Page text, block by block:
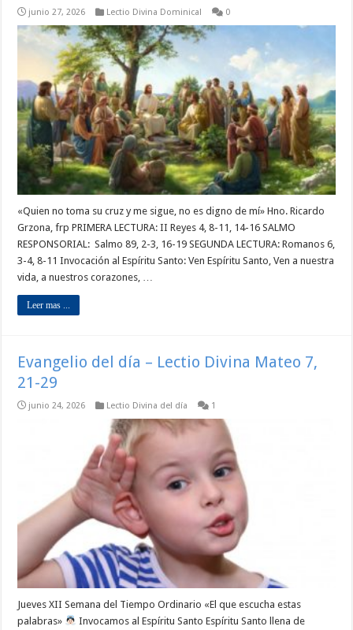
junio 27, 2026 Lectio Divina Dominical 0
«Quien no toma su cruz y me sigue, no es digno de mí» Hno. Ricardo
Grzona, frp PRIMERA LECTURA: II Reyes 4, 8-11, 14-16 SALMO
RESPONSORIAL: Salmo 89, 2-3, 16-19 SEGUNDA LECTURA: Romanos 6,
3-4, 8-11 Invocación al Espíritu Santo: Ven Espíritu Santo, Ven a nuestra
vida, a nuestros corazones, …
Leer mas ...
Evangelio del día – Lectio Divina Mateo 7,
21-29
junio 24, 2026 Lectio Divina del día 1
Jueves XII Semana del Tiempo Ordinario «El que escucha estas
palabras»
Invocamos al Espíritu Santo Espíritu Santo llena de